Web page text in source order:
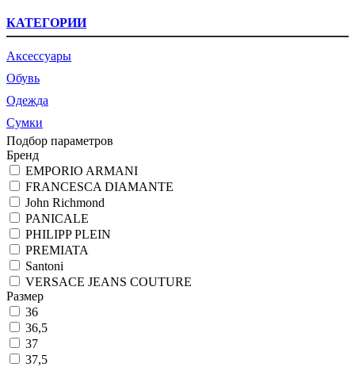
КАТЕГОРИИ
Аксессуары
Обувь
Одежда
Сумки
Подбор параметров
Бренд
EMPORIO ARMANI
FRANCESCA DIAMANTE
John Richmond
PANICALE
PHILIPP PLEIN
PREMIATA
Santoni
VERSACE JEANS COUTURE
Размер
36
36,5
37
37,5